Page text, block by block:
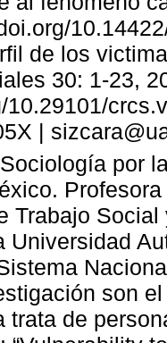
de los
30: 1-23,
10.29101/
|
por
Trabajo
Universidad
son
trata de